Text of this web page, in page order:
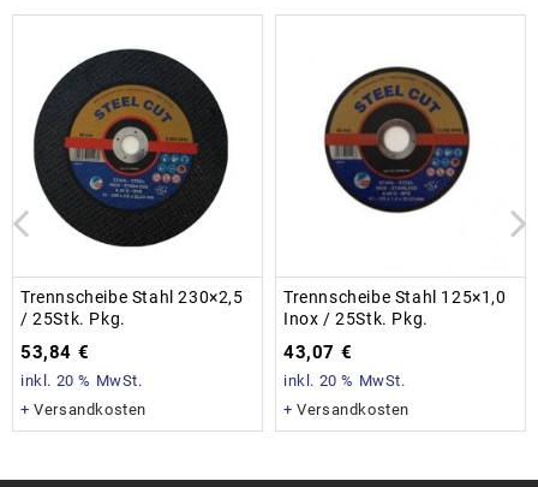
Trennscheibe Stahl 230×2,5
/ 25Stk. Pkg.
53,84 €
inkl. 20 % MwSt.
+Versandkosten
Trennscheibe Stahl 125×1,0
Inox / 25Stk. Pkg.
43,07 €
inkl. 20 % MwSt.
+Versandkosten